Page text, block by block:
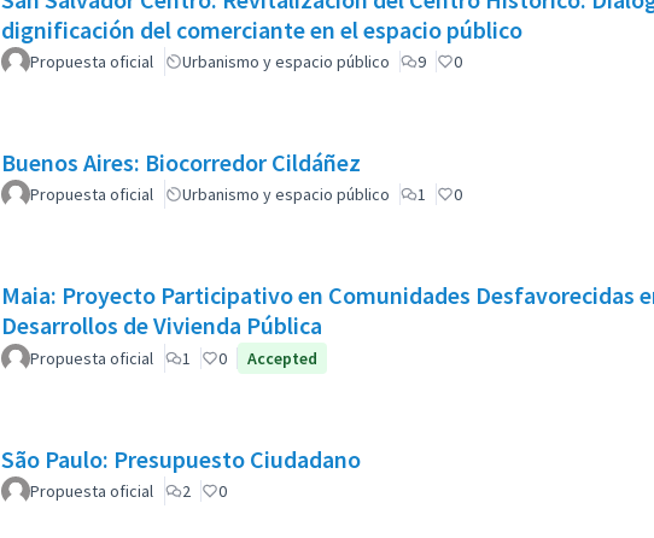
dignificación del comerciante en el espacio público
Propuesta oficial Urbanismo y espacio público 9 0
Buenos Aires: Biocorredor Cildáñez
Propuesta oficial Urbanismo y espacio público 1 0
Maia: Proyecto Participativo en Comunidades Desfavorecidas
Desarrollos de Vivienda Pública
Propuesta oficial 1 0 Accepted
São Paulo: Presupuesto Ciudadano
Propuesta oficial 2 0